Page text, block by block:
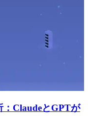
ClaudeとGPTが